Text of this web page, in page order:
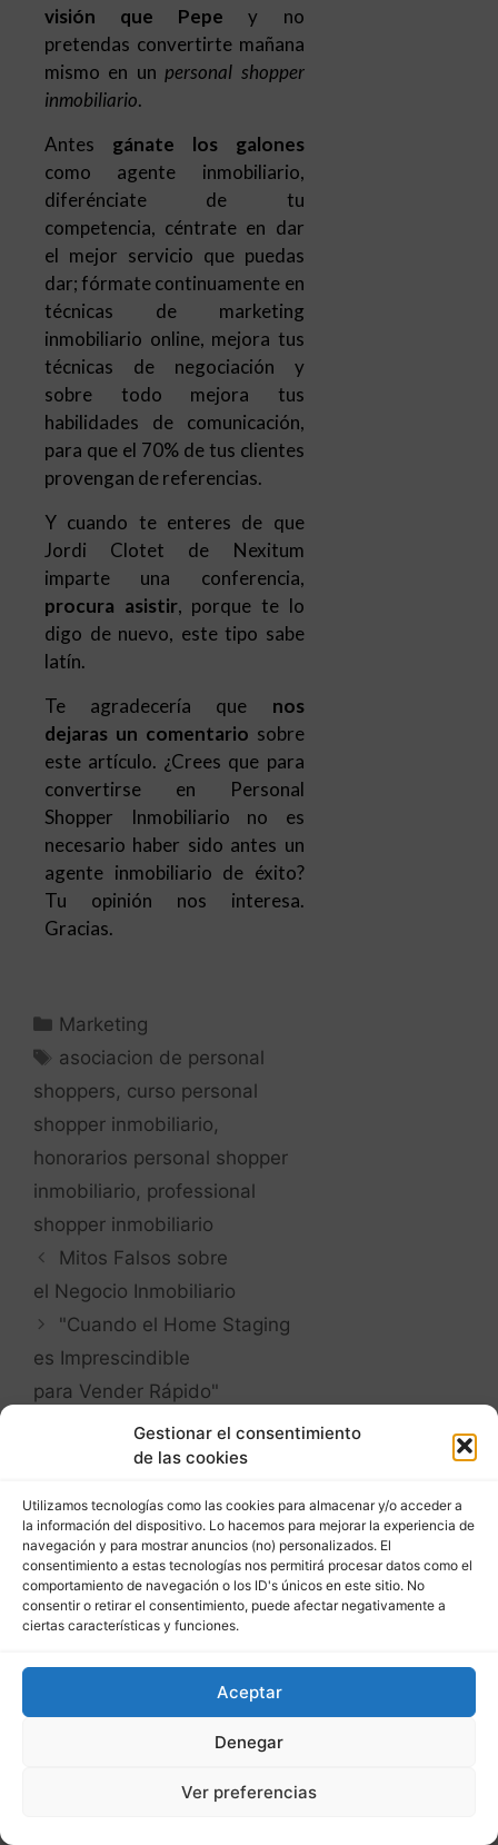
Gestionar el consentimiento
de las cookies
Utilizamos tecnologías como las cookies para almacenar y/o acceder a
la información del dispositivo. Lo hacemos para mejorar la experiencia de
navegación y para mostrar anuncios (no) personalizados. El
consentimiento a estas tecnologías nos permitirá procesar datos como el
comportamiento de navegación o los ID's únicos en este sitio. No
consentir o retirar el consentimiento, puede afectar negativamente a
ciertas características y funciones.
Aceptar
Denegar
Ver preferencias
Antes
gánate los galones
como agente inmobiliario,
diferénciate de tu
competencia, céntrate en dar
dar; fórmate continuamente en
técnicas de marketing
inmobiliario online, mejora tus
técnicas de negociación y
sobre todo mejora tus
habilidades de comunicación,
para que el 70% de tus clientes
provengan de referencias.
Y cuando te enteres de que
Jordi Clotet de Nexitum
imparte una conferencia,
procura asistir, porque te lo
latín.
Te agradecería quenos
dejaras un comentariosobre
este artículo. ¿Crees que para
convertirse en Personal
necesario haber sido antes un
agente inmobiliario de éxito?
Tu opinión nos interesa.
Gracias.
Marketing
asociacion de personal
honorarios personal shopper
inmobiliario,professional
shopper inmobiliario
Mitos Falsos sobre
el Negocio Inmobiliario
"Cuando el Home Staging
es Imprescindible
para Vender Rápido"
Lo primero GRACIAS
Carlos!!
Te sigo con mucho gusto y
he realizado algunos de
tus cursos. SIEMPRE
aprendo contigo. Me gusta
tu transparencia y claridad
a la hora de comunicar. Lo
historia de Pepe…podría